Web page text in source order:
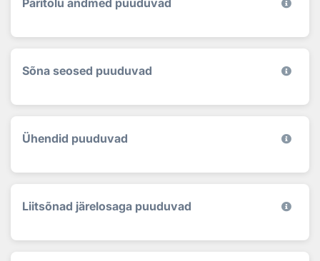
Sõna seosed puuduvad
Ühendid puuduvad
Liitsõnad järelosaga puuduvad